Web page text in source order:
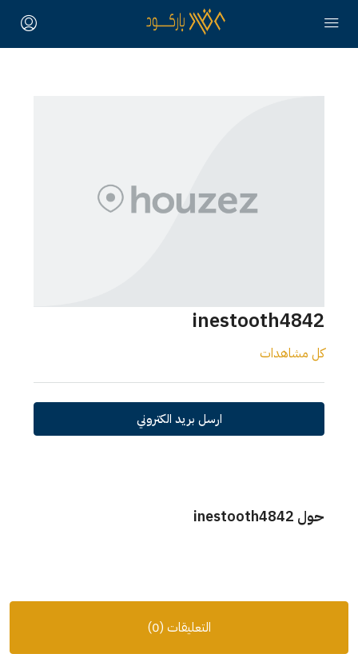
inestooth4842
كل مشاهدات
ارسل بريد الكتروني
حول inestooth4842
التعليقات (0)